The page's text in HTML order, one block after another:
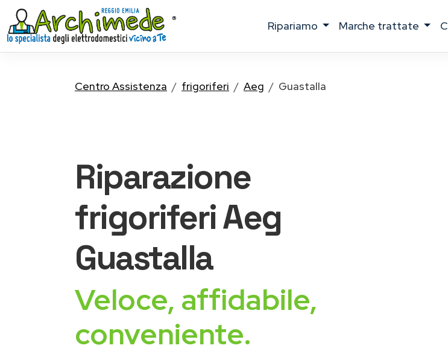
ripariamo marche trattate
Centro Assistenza frigoriferi Aeg Guastalla
Riparazione
frigoriferi Aeg
Guastalla
Veloce, affidabile,
conveniente.